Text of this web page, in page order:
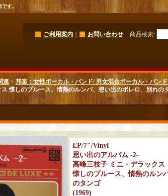
す。
ご利用案内 お問い合わせ 商品検索:
連 > 邦楽：女性ボーカル・バンド/ 男女混合ボーカル・バンド
懐しのブルース、情熱のルンバ、想い出のボレロ、別れ
EP/7"/Vinyl
思い出のアルバム -2-
高峰三枝子 ミニ・デラックス
懐しのブルース、情熱のルン
のタンゴ
(1969)